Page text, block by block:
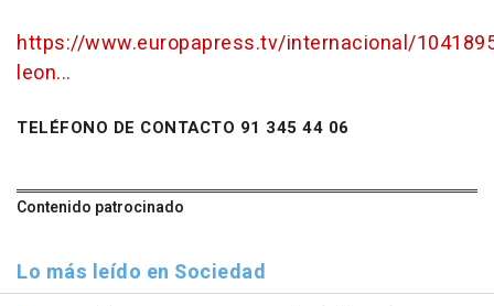
https://www.europapress.tv/internacional/
leon...
TELÉFONO DE CONTACTO 91 345 44 06
Contenido patrocinado
Lo más leído en Sociedad